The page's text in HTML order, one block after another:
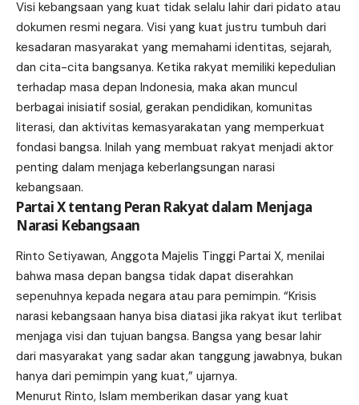
Visi kebangsaan yang kuat tidak selalu lahir dari pidato atau
dokumen resmi negara. Visi yang kuat justru tumbuh dari
kesadaran masyarakat yang memahami identitas, sejarah,
dan cita-cita bangsanya. Ketika rakyat memiliki kepedulian
terhadap masa depan Indonesia, maka akan muncul
berbagai inisiatif sosial, gerakan pendidikan, komunitas
literasi, dan aktivitas kemasyarakatan yang memperkuat
fondasi bangsa. Inilah yang membuat rakyat menjadi aktor
penting dalam menjaga keberlangsungan narasi
kebangsaan.
Partai X tentang Peran Rakyat dalam Menjaga
Narasi Kebangsaan
Rinto Setiyawan, Anggota Majelis Tinggi Partai X, menilai
bahwa masa depan bangsa tidak dapat diserahkan
sepenuhnya kepada negara atau para pemimpin. “Krisis
narasi kebangsaan hanya bisa diatasi jika rakyat ikut terlibat
menjaga visi dan tujuan bangsa. Bangsa yang besar lahir
dari masyarakat yang sadar akan tanggung jawabnya, bukan
hanya dari pemimpin yang kuat,” ujarnya.
Menurut Rinto, Islam memberikan dasar yang kuat